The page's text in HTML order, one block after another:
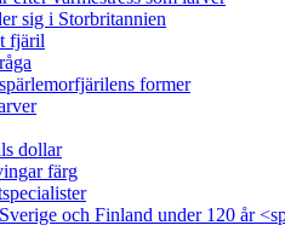
sig i Storbritannien
fjäril
former
dollar
färg
och Finland under 120 år